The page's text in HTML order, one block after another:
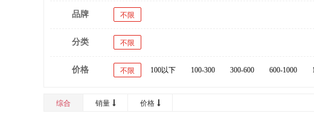
品牌 不限
分类 不限
价格 不限 100以下 100-300 300-600 600-1000
综合 销量 价格